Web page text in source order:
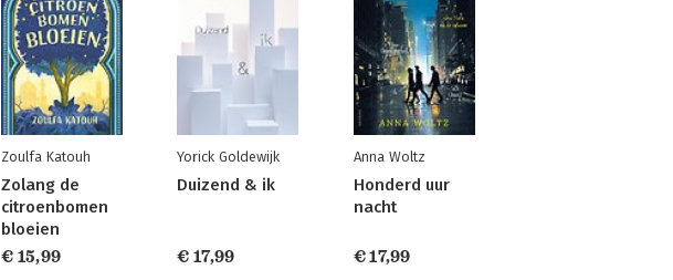
Zoulfa Katouh
Zolang de
citroenbomen
bloeien
€ 15,99
Yorick Goldewijk
Duizend & ik
€ 17,99
Anna Woltz
Honderd uur
nacht
€ 17,99